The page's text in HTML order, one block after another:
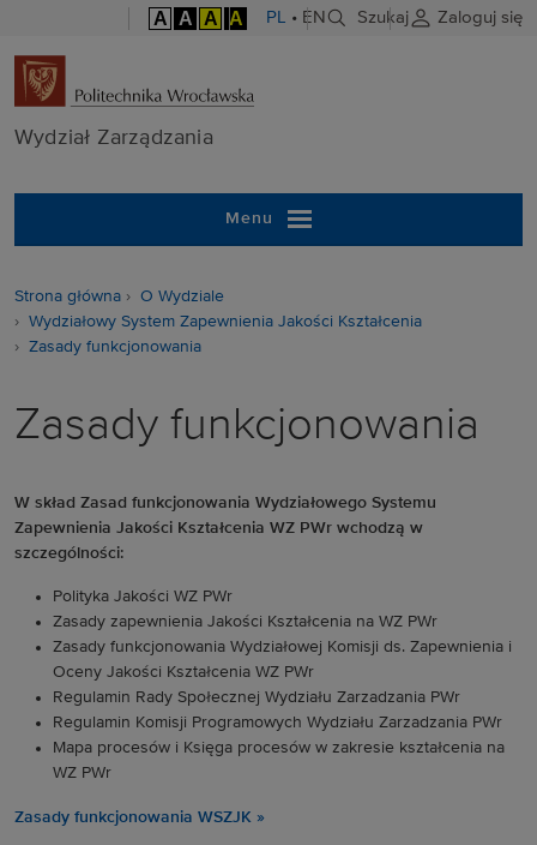
A A A A PL • EN Szukaj Zaloguj się
Wydział
Wydział Zarządzania
Menu
Strona główna
O Wydziale
Wydziałowy System Zapewnienia Jakości Kształcenia
Zasady funkcjonowania
Zasady funkcjonowania
W skład Zasad funkcjonowania Wydziałowego Systemu
Zapewnienia Jakości Kształcenia WZ PWr wchodzą w
szczególności:
Polityka Jakości WZ PWr
Zasady zapewnienia Jakości Kształcenia na WZ PWr
Zasady funkcjonowania Wydziałowej Komisji ds. Zapewnienia i
Oceny Jakości Kształcenia WZ PWr
Regulamin Rady Społecznej Wydziału Zarzadzania PWr
Regulamin Komisji Programowych Wydziału Zarzadzania PWr
Mapa procesów i Księga procesów w zakresie kształcenia na
WZ PWr
Zasady funkcjonowania WSZJK »